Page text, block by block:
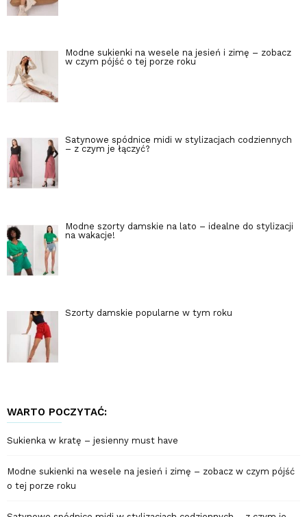
Modne sukienki na wesele na jesień i zimę – zobacz
w czym pójść o tej porze roku
Satynowe spódnice midi w stylizacjach codziennych
– z czym je łączyć?
Modne szorty damskie na lato – idealne do stylizacji
na wakacje!
Szorty damskie popularne w tym roku
WARTO POCZYTAĆ:
Sukienka w kratę – jesienny must have
Modne sukienki na wesele na jesień i zimę – zobacz w czym pójść
o tej porze roku